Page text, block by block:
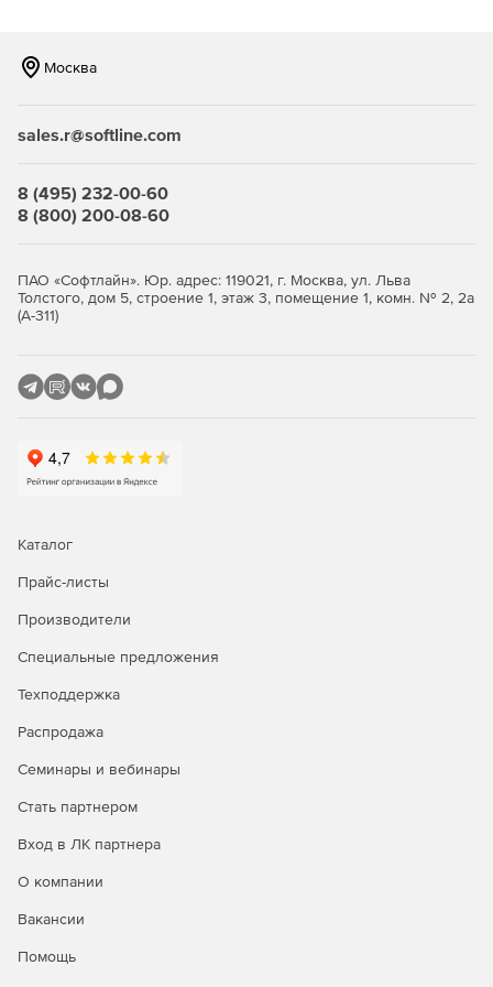
Симуляция вышивки, предоставляющая 3D-
Выбор из 4 уровней работы в программе: Professional
Elite, Creator+, Modifier+ и Reader – в зависимости от
Опции COMPUCON EOS:
True Type в стежки.
крестом.
пространстве.
Photostitch – трансформация импортированного фото
Москва
sales.r@softline.com
8 (495) 232-00-60
8 (800) 200-08-60
ПАО «Софтлайн». Юр. адрес: 119021, г. Москва, ул. Льва
Толстого, дом 5, строение 1, этаж 3, помещение 1, комн. № 2, 2а
(А-311)
Каталог
Прайс-листы
Производители
Специальные предложения
Техподдержка
Распродажа
Семинары и вебинары
Стать партнером
Вход в ЛК партнера
О компании
Вакансии
Помощь